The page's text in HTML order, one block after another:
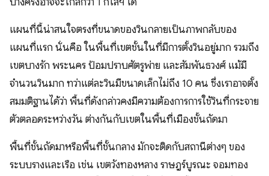
แผนที่นี้น่าสนใจตรงที่ขนาดของวินกลายเป็นภาพกลับของ
แผนที่แรก นั่นคือ ในพื้นที่เขตชั้นในที่มีการตั้งวินอยู่มาก รวมถึง
เขตบางรัก พระนคร ป้อมปราบศัตรูพ่าย และสัมพันธวงศ์ แม้มี
จำนวนวินมาก ทว่าแต่ละวินมีขนาดเล็กไม่ถึง 10 คน ซึ่งเราอาจตั้ง
สมมติฐานได้ว่า พื้นที่ดังกล่าวคงมีความต้องการการใช้วินที่กระจาย
ตัวตลอดระหว่างวัน ต่างกันกับเขตในพื้นที่เมืองชั้นถัดมา
พื้นที่ชั้นถัดมาหรือพื้นที่ชั้นกลาง มักจะติดกับสถานีต่างๆ ของ
ระบบรางและเรือ เช่น เขตวังทองหลาง ราษฎร์บูรณะ จอมทอง